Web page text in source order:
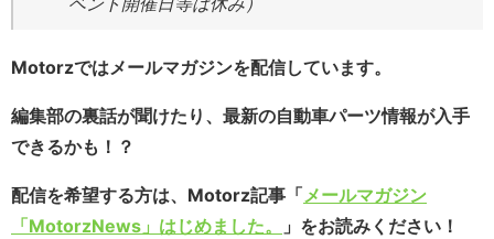
Motorzではメールマガジンを配信しています。
編集部の裏話が聞けたり、最新の自動車パーツ情報が入手
できるかも！？
配信を希望する方は、Motorz記事「メールマガジン
「MotorzNews」はじめました。
」をお読みください！